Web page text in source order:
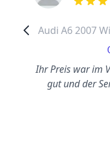
out of 5
Audi A6 2007
Ihr Preis war im
gut und der